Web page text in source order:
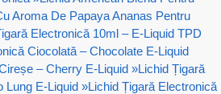
Aroma De Papaya Ananas Pentru
Electronică 10ml – E-Liquid TPD
Ciocolată – Chocolate E-Liquid
– Cherry E-Liquid »Lichid Țigară
Lung E-Liquid »Lichid Țigară Electronică